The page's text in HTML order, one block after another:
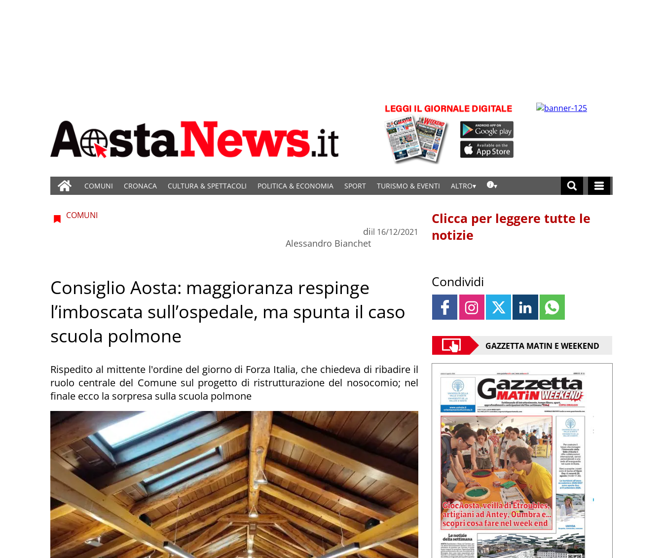
COMUNI CRONACA CULTURA & SPETTACOLI POLITICA & ECONOMIA SPORT TURISMO & EVENTI ALTRO
COMUNI
di
Alessandro Bianchet
il 16/12/2021
Consiglio Aosta: maggioranza respinge
l’imboscata sull’ospedale, ma spunta il caso
scuola polmone
Rispedito al mittente l'ordine del giorno di Forza Italia, che chiedeva di ribadire il
ruolo centrale del Comune sul progetto di ristrutturazione del nosocomio; nel
finale ecco la sorpresa sulla scuola polmone
Clicca per leggere tutte le
notizie
Condividi
GAZZETTA MATIN E WEEKEND